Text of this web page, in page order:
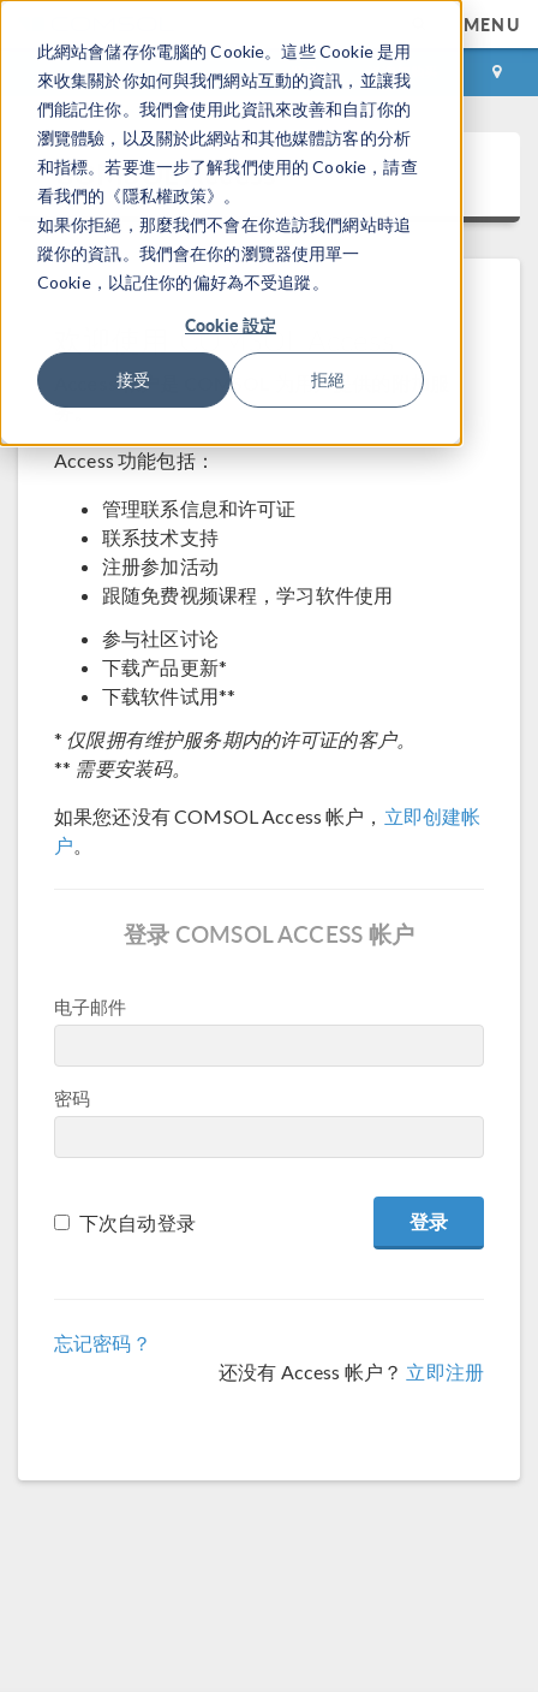
此網站會儲存你電腦的 Cookie。這些 Cookie 是用
來收集關於你如何與我們網站互動的資訊，並讓我
們能記住你。我們會使用此資訊來改善和自訂你的
瀏覽體驗，以及關於此網站和其他媒體訪客的分析
和指標。若要進一步了解我們使用的 Cookie，請查
看我們的《隱私權政策》。
如果你拒絕，那麼我們不會在你造訪我們網站時追
蹤你的資訊。我們會在你的瀏覽器使用單一
Cookie，以記住你的偏好為不受追蹤。
Cookie 設定
接受 拒絕
MENU
登录 咨询与购买
COMSOL Access
欢迎使用 COMSOL Access
Access 帐户是 COMSOL 为用户提供的附加服
务。
Access 功能包括：
管理联系信息和许可证
联系技术支持
注册参加活动
跟随免费视频课程，学习软件使用
参与社区讨论
下载产品更新*
下载软件试用**
* 仅限拥有维护服务期内的许可证的客户。
** 需要安装码。
如果您还没有 COMSOL Access 帐户， 立即创建帐
户。
登录 COMSOL ACCESS 帐户
电子邮件
密码
下次自动登录
忘记密码？
还没有 Access 帐户？ 立即注册